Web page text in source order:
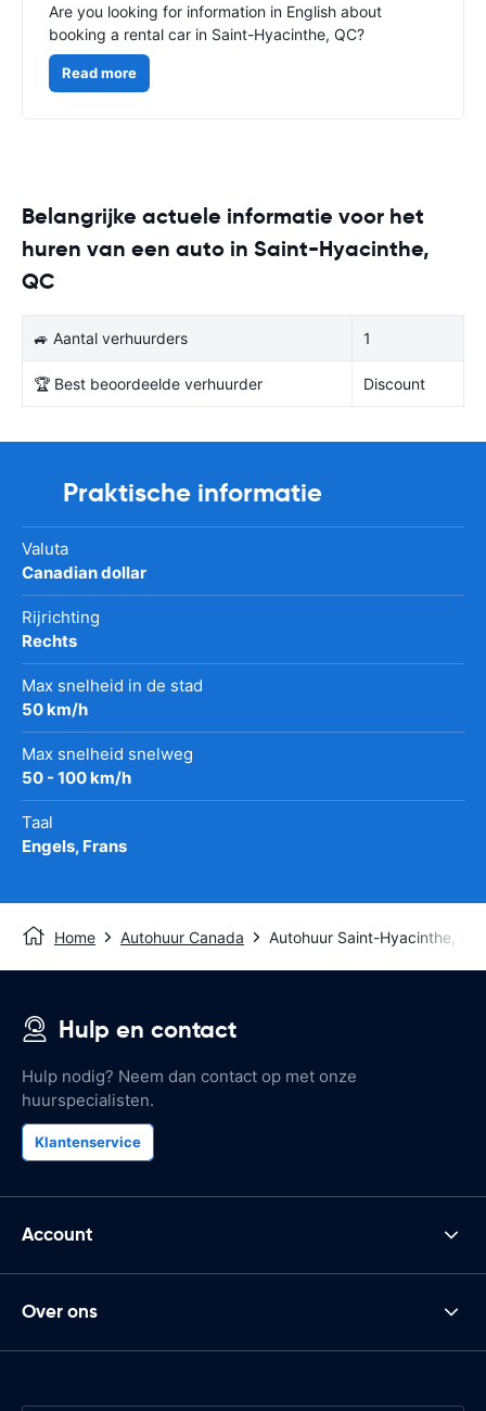
Are you looking for information in English about
booking a rental car in Saint-Hyacinthe, QC?
Read more
Belangrijke actuele informatie voor het
huren van een auto in Saint-Hyacinthe,
QC
🚙 Aantal verhuurders 1
🏆 Best beoordeelde verhuurder Discount
Praktische informatie
Valuta
Canadian dollar
Rijrichting
Rechts
Max snelheid in de stad
50 km/h
Max snelheid snelweg
50 - 100 km/h
Taal
Engels, Frans
Home Autohuur Canada Autohuur Saint-Hyacinthe, QC
Hulp en contact
Hulp nodig? Neem dan contact op met onze
huurspecialisten.
Klantenservice
Account
Over ons